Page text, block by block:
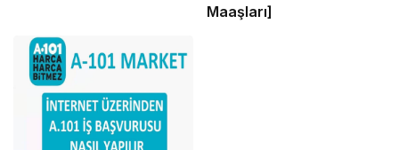
Maaşları]